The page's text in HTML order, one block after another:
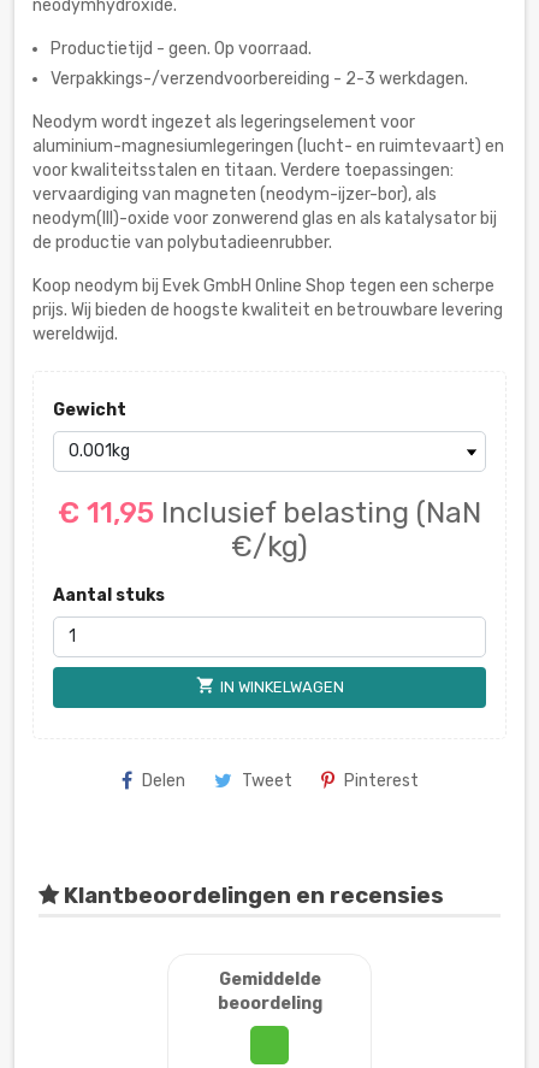
neodymhydroxide.
Productietijd - geen. Op voorraad.
Verpakkings-/verzendvoorbereiding - 2-3 werkdagen.
Neodym wordt ingezet als legeringselement voor
aluminium-magnesiumlegeringen (lucht- en ruimtevaart) en
voor kwaliteitsstalen en titaan. Verdere toepassingen:
vervaardiging van magneten (neodym-ijzer-bor), als
neodym(III)-oxide voor zonwerend glas en als katalysator bij
de productie van polybutadieenrubber.
Koop neodym bij Evek GmbH Online Shop tegen een scherpe
prijs. Wij bieden de hoogste kwaliteit en betrouwbare levering
wereldwijd.
Gewicht
€ 11,95 Inclusief belasting (NaN
€/kg)
Aantal stuks
shopping_cart IN WINKELWAGEN
Delen Tweet Pinterest
Klantbeoordelingen en recensies
Gemiddelde
beoordeling